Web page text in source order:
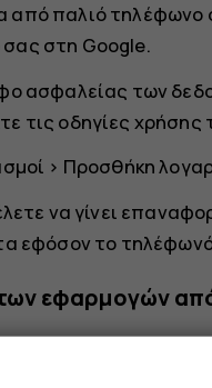
από παλιό
στη Google.
ασφαλείας των
τις οδηγίες
> Προσθήκη
να γίνει
εφόσον το
εφαρμογών
Android και σε